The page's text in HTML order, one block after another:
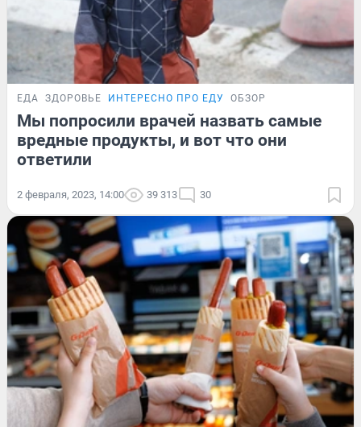
ЕДА ЗДОРОВЬЕ ИНТЕРЕСНО ПРО ЕДУ ОБЗОР
Мы попросили врачей назвать самые
вредные продукты, и вот что они
ответили
2 февраля, 2023, 14:00 39 313 30